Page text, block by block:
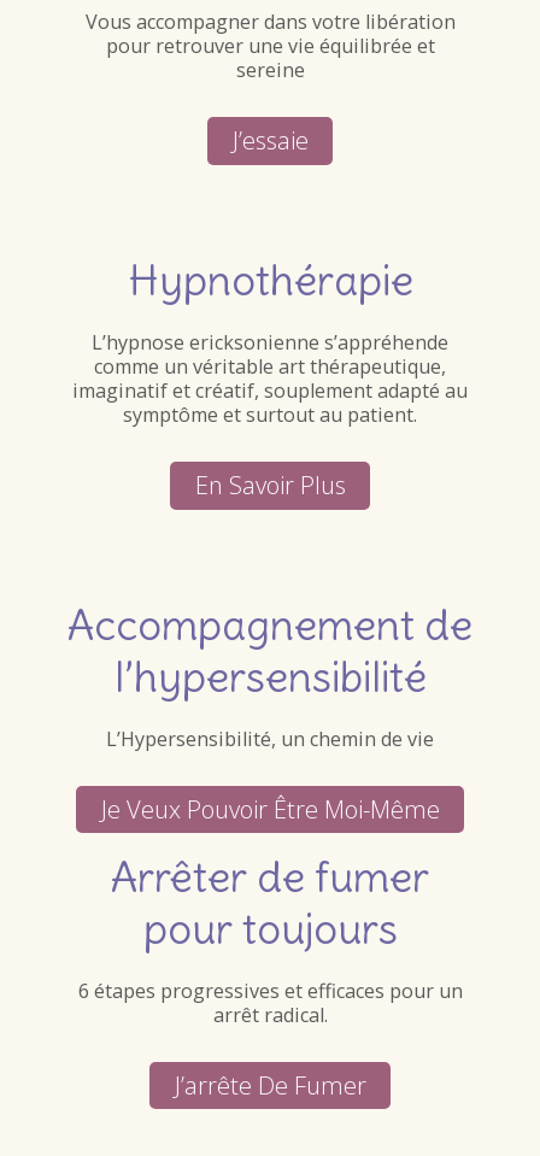
Vous accompagner dans votre libération
pour retrouver une vie équilibrée et
sereine
J’essaie
Hypnothérapie
L’hypnose ericksonienne s’appréhende
comme un véritable art thérapeutique,
imaginatif et créatif, souplement adapté au
symptôme et surtout au patient.
En Savoir Plus
Accompagnement de
l’hypersensibilité
L’Hypersensibilité, un chemin de vie
Je Veux Pouvoir Être Moi-Même
Arrêter de fumer
pour toujours
6 étapes progressives et efficaces pour un
arrêt radical.
J’arrête De Fumer